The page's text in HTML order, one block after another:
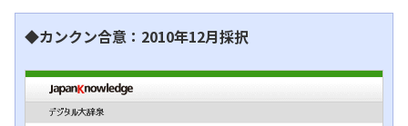
◆カンクン合意：2010年12月採択